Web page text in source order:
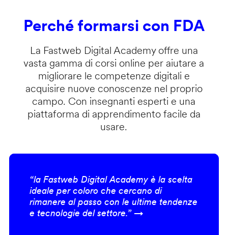
Perché formarsi con FDA
La Fastweb Digital Academy offre una
vasta gamma di corsi online per aiutare a
migliorare le competenze digitali e
acquisire nuove conoscenze nel proprio
campo. Con insegnanti esperti e una
piattaforma di apprendimento facile da
usare.
“la Fastweb Digital Academy è la scelta
ideale per coloro che cercano di
rimanere al passo con le ultime tendenze
e tecnologie del settore.” →